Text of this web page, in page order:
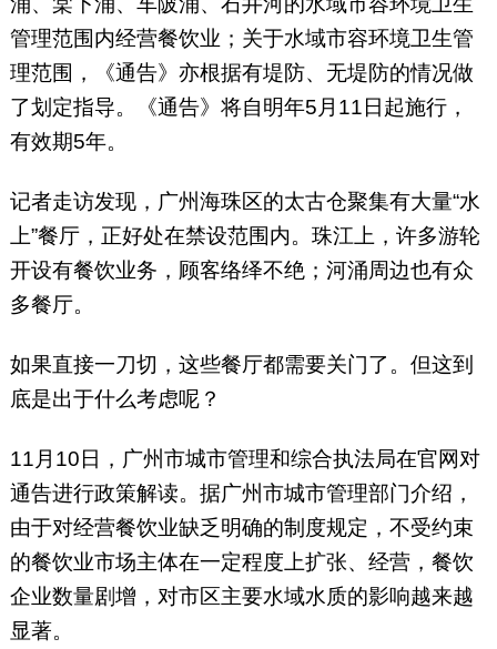
管理范围内经营餐饮业；关于水域市容环境卫生管
理范围，《通告》亦根据有堤防、无堤防的情况做
了划定指导。《通告》将自明年5月11日起施行，
有效期5年。
记者走访发现，广州海珠区的太古仓聚集有大量“水
上”餐厅，正好处在禁设范围内。珠江上，许多游轮
开设有餐饮业务，顾客络绎不绝；河涌周边也有众
多餐厅。
如果直接一刀切，这些餐厅都需要关门了。但这到
底是出于什么考虑呢？
11月10日，广州市城市管理和综合执法局在官网对
通告进行政策解读。据广州市城市管理部门介绍，
由于对经营餐饮业缺乏明确的制度规定，不受约束
的餐饮业市场主体在一定程度上扩张、经营，餐饮
企业数量剧增，对市区主要水域水质的影响越来越
显著。